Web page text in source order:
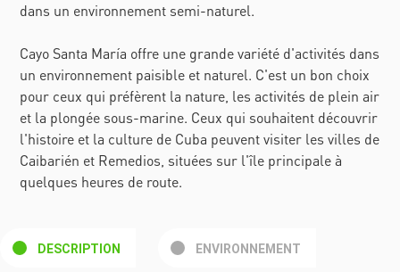
dans un environnement semi-naturel.
Cayo Santa María offre une grande variété d'activités dans
un environnement paisible et naturel. C'est un bon choix
pour ceux qui préfèrent la nature, les activités de plein air
et la plongée sous-marine. Ceux qui souhaitent découvrir
l'histoire et la culture de Cuba peuvent visiter les villes de
Caibarién et Remedios, situées sur l'île principale à
quelques heures de route.
DESCRIPTION ENVIRONNEMENT